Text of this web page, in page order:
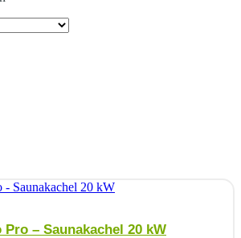
– Saunakachel 20 kW